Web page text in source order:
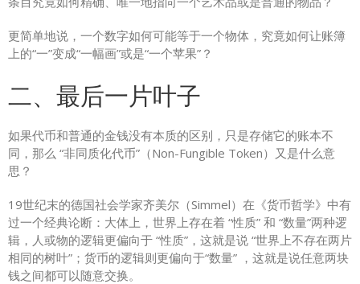
更简单地说，一个数字如何可能等于一个物体，究竟如何让账簿
上的“一”变成“一幅画”或是“一个苹果”？
二、最后一片叶子
如果代币和普通的金钱没有本质的区别，只是存储它的账本不
同，那么 “非同质化代币”（Non-Fungible Token）又是什么意
思？
19世纪末的德国社会学家齐美尔（Simmel）在《货币哲学》中有
过一个经典论断：大体上，世界上存在着 “性质” 和 “数量”两种逻
辑，人或物的逻辑更偏向于 “性质”，这就是说 “世界上不存在两片
相同的树叶”；货币的逻辑则更偏向于“数量” ，这就是说任意两块
钱之间都可以随意交换。